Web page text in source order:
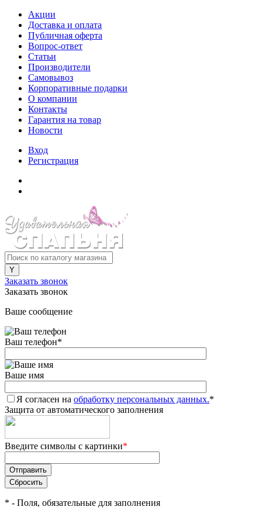
Акции
Доставка и оплата
Публичная оферта
Вопрос-ответ
Статьи
Производители
Самовывоз
Корпоративные подарки
О компании
Контакты
Гарантия на товар
Новости
Вход
Регистрация
Заказать звонок
Заказать звонок
Ваше сообщение
Ваш телефон*
Ваше имя
Я согласен на обработку персональных данных.*
Защита от автоматического заполнения
Введите символы с картинки*
* - Поля, обязательные для заполнения